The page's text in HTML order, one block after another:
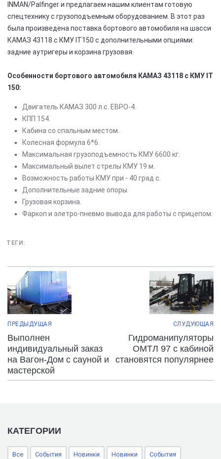
INMAN/Palfinger и предлагаем нашим клиентам готовую
спецтехнику с грузоподъемным оборудованием. В этот раз
была произведена поставка бортового автомобиля на шасси
КАМАЗ 43118 с КМУ IT150 с дополнительными опциями:
задние аутригеры и корзина грузовая.
Особенности бортового автомобиля КАМАЗ 43118 с КМУ IT
150:
Двигатель КАМАЗ 300 л.с. ЕВРО-4.
КПП 154.
Кабина со спальным местом.
Колесная формула 6*6.
Максимальная грузоподъемность КМУ 6600 кг.
Максимальный вылет стрелы КМУ 19 м.
Возможность работы КМУ при - 40 град с.
Дополнительные задние опоры
Грузовая корзина.
Фаркоп и элетро-пневмо вывода для работы с прицепом.
ТЕГИ:
ПРЕДЫДУЩАЯ
Выполнен
индивидуальный заказ
на Вагон-Дом с сауной и
мастерской
СЛУДУЮЩАЯ
Гидроманипуляторы
ОМТЛ 97 с кабиной
становятся популярнее
КАТЕГОРИИ
Все События Новинки Новинки События